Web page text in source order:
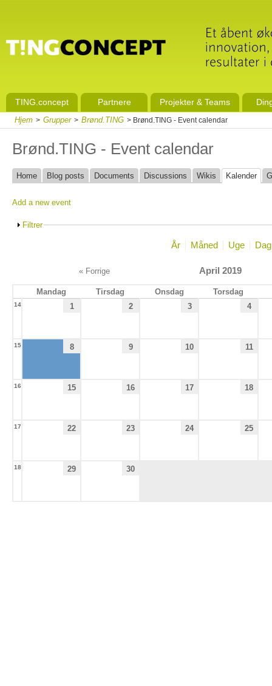
TING.concept Partnere Projekter & Teams
Hjem > Grupper > Brønd.TING > Brønd.TING - Event calendar
Brønd.TING - Event calendar
Home Blog posts Documents Discussions Wikis Kalender
Add a new event
Filtrer
År Måned Uge Dag
« Forrige April 2019
Mandag Tirsdag Onsdag Torsdag
14 1 2 3 4
15 8 9 10 11
16 15 16 17 18
17 22 23 24 25
18 29 30